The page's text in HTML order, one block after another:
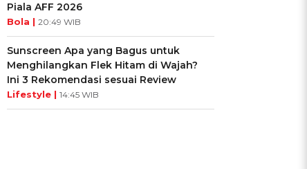
Piala AFF 2026
Bola | 20:49 WIB
Sunscreen Apa yang Bagus untuk
Menghilangkan Flek Hitam di Wajah?
Ini 3 Rekomendasi sesuai Review
Lifestyle | 14:45 WIB